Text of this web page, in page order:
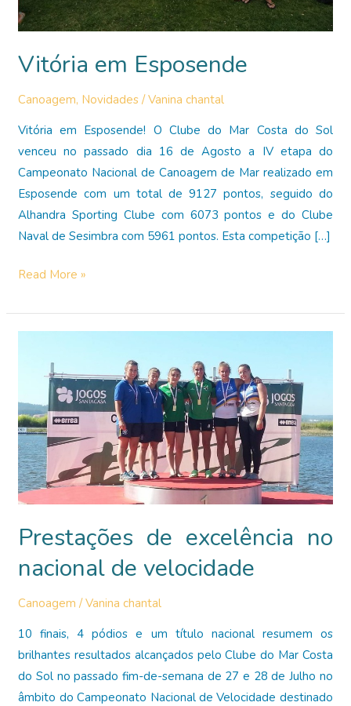
Vitória em Esposende
Canoagem, Novidades /Vanina chantal
Vitória em Esposende! O Clube do Mar Costa do Sol
venceu no passado dia 16 de Agosto a IV etapa do
Campeonato Nacional de Canoagem de Mar realizado em
Esposende com um total de 9127 pontos, seguido do
Alhandra Sporting Clube com 6073 pontos e do Clube
Naval de Sesimbra com 5961 pontos. Esta competição […]
Vitória
Esposende
Read More »
Prestações de excelência no
nacional de velocidade
Canoagem /Vanina chantal
10 finais, 4 pódios e um título nacional resumem os
brilhantes resultados alcançados pelo Clube do Mar Costa
do Sol no passado fim-de-semana de 27 e 28 de Julho no
âmbito do Campeonato Nacional de Velocidade destinado